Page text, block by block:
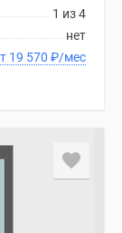
1 из 4
нет
В ипотеку от 19 570 ₽/мес